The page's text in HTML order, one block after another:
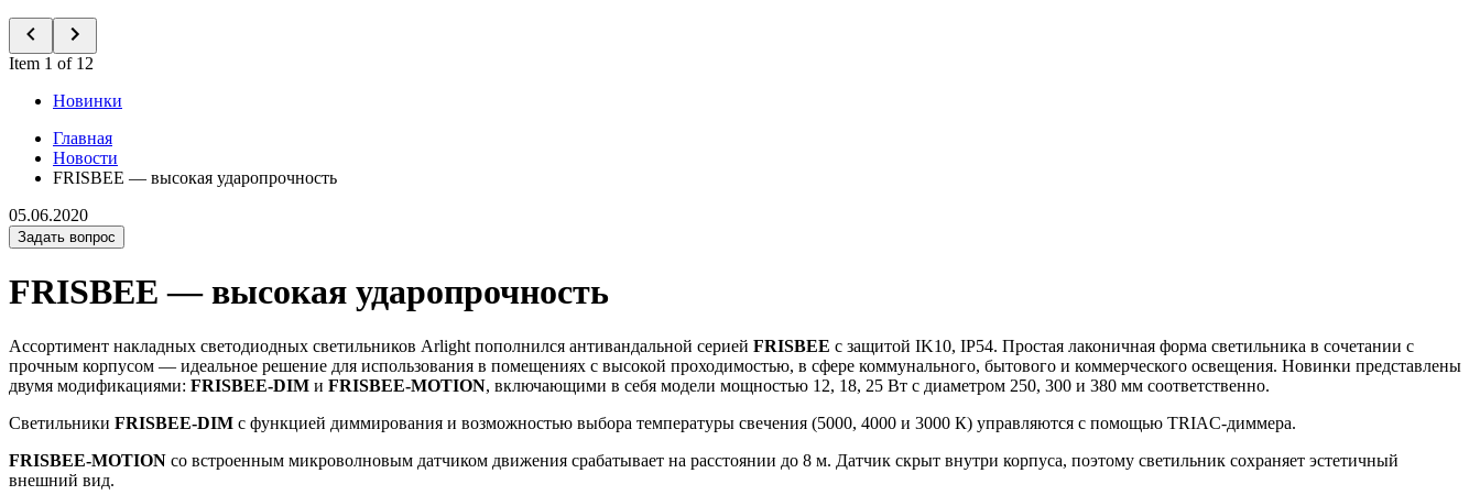
Item 1 of 12
Новинки
Главная
Новости
FRISBEE — высокая ударопрочность
05.06.2020
Задать вопрос
FRISBEE — высокая ударопрочность
Ассортимент накладных светодиодных светильников Arlight пополнился антивандальной серией FRISBEE с защитой IK10, IP54. Простая лаконичная форма светильника в сочетании с
прочным корпусом — идеальное решение для использования в помещениях с высокой проходимостью, в сфере коммунального, бытового и коммерческого освещения. Новинки представлены
двумя модификациями: FRISBEE-DIM и FRISBEE-MOTION, включающими в себя модели мощностью 12, 18, 25 Вт с диаметром 250, 300 и 380 мм соответственно.
Светильники FRISBEE-DIM с функцией диммирования и возможностью выбора температуры свечения (5000, 4000 и 3000 К) управляются с помощью TRIAC-диммера.
FRISBEE-MOTION со встроенным микроволновым датчиком движения срабатывает на расстоянии до 8 м. Датчик скрыт внутри корпуса, поэтому светильник сохраняет эстетичный
внешний вид.